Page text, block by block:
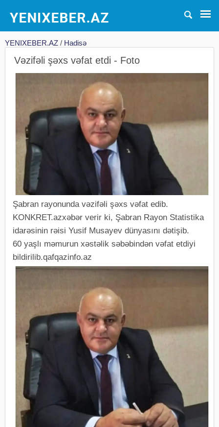
YENIXEBER.AZ / Hadisə
Vəzifəli şəxs vəfat etdi - Foto
Şabran rayonunda vəzifəli şəxs vəfat edib.
KONKRET.azxəbər verir ki, Şabran Rayon Statistika
idarəsinin rəisi Yusif Musayev dünyasını dətişib.
60 yaşlı məmurun xəstəlik səbəbindən vəfat etdiyi
bildirilib.qafqazinfo.az